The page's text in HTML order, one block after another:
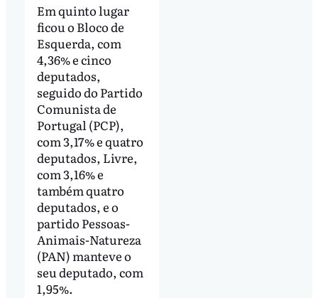
Em quinto lugar
ficou o Bloco de
Esquerda, com
4,36% e cinco
deputados,
seguido do Partido
Comunista de
Portugal (PCP),
com 3,17% e quatro
deputados, Livre,
com 3,16% e
também quatro
deputados, e o
partido Pessoas-
Animais-Natureza
(PAN) manteve o
seu deputado, com
1,95%.